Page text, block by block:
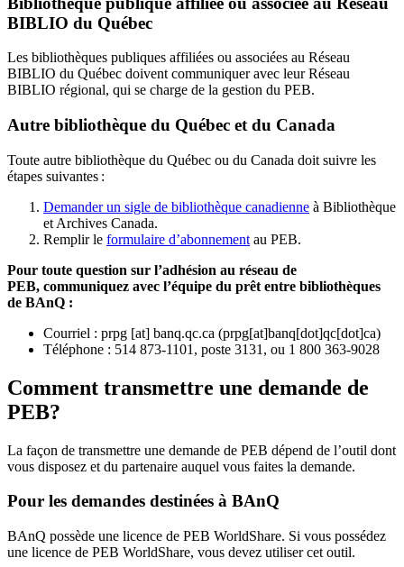
BIBLIO du Québec
Les bibliothèques publiques affiliées ou associées au Réseau
BIBLIO du Québec doivent communiquer avec leur Réseau
BIBLIO régional, qui se charge de la gestion du PEB.
Autre bibliothèque du Québec et du Canada
Toute autre bibliothèque du Québec ou du Canada doit suivre les
étapes suivantes :
Demander un sigle de bibliothèque canadienne à Bibliothèque
et Archives Canada.
Remplir le formulaire d’abonnement au PEB.
Pour toute question sur l’adhésion au réseau de
PEB, communiquez avec l’équipe du prêt entre bibliothèques
de BAnQ :
Courriel : prpg [at] banq.qc.ca (prpg[at]banq[dot]qc[dot]ca)
Téléphone : 514 873-1101, poste 3131, ou 1 800 363-9028
Comment transmettre une demande de
PEB?
La façon de transmettre une demande de PEB dépend de l’outil dont
vous disposez et du partenaire auquel vous faites la demande.
Pour les demandes destinées à BAnQ
BAnQ possède une licence de PEB WorldShare. Si vous possédez
une licence de PEB WorldShare, vous devez utiliser cet outil.